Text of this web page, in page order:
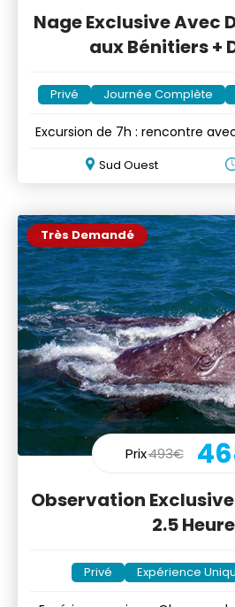
Nage Exclusive Avec
aux Bénitiers +
Privé Journée Complète
Excursion de 7h : rencontre
Sud Ouest
Très Demandé
Prix493€
Observation
2.5
Privé Expérience